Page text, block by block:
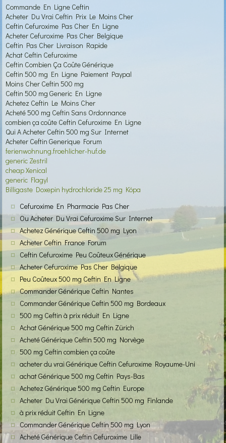
Commande En Ligne Ceftin
Acheter Du Vrai Ceftin Prix Le Moins Cher
Ceftin Cefuroxime Pas Cher En Ligne
Acheter Cefuroxime Pas Cher Belgique
Ceftin Pas Cher Livraison Rapide
Achat Ceftin Cefuroxime
Ceftin Combien Ça Coûte Générique
Ceftin 500 mg En Ligne Paiement Paypal
Moins Cher Ceftin 500 mg
Ceftin 500 mg Generic En Ligne
Achetez Ceftin Le Moins Cher
Acheté 500 mg Ceftin Sans Ordonnance
combien ça coûte Ceftin Cefuroxime En Ligne
Qui A Acheter Ceftin 500 mg Sur Internet
Acheter Ceftin Generique Forum
ferienwohnung.froehlicher-huf.de
generic Zestril
cheap Xenical
generic Flagyl
Billigaste Doxepin hydrochloride 25 mg Köpa
Cefuroxime En Pharmacie Pas Cher
Ou Acheter Du Vrai Cefuroxime Sur Internet
Achetez Générique Ceftin 500 mg Lyon
Acheter Ceftin France Forum
Ceftin Cefuroxime Peu Coûteux Générique
Acheter Cefuroxime Pas Cher Belgique
Peu Coûteux 500 mg Ceftin En Ligne
Commander Générique Ceftin Nantes
Commander Générique Ceftin 500 mg Bordeaux
500 mg Ceftin à prix réduit En Ligne
Achat Générique 500 mg Ceftin Zürich
Acheté Générique Ceftin 500 mg Norvège
500 mg Ceftin combien ça coûte
acheter du vrai Générique Ceftin Cefuroxime Royaume-Uni
achat Générique 500 mg Ceftin Pays-Bas
Achetez Générique 500 mg Ceftin Europe
Acheter Du Vrai Générique Ceftin 500 mg Finlande
à prix réduit Ceftin En Ligne
Commander Générique Ceftin 500 mg Lyon
Acheté Générique Ceftin Cefuroxime Lille